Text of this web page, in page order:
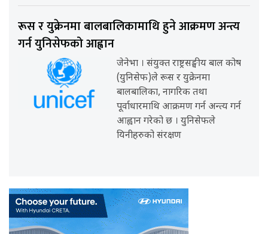
रूस र युक्रेनमा बालबालिकामाथि हुने आक्रमण अन्त्य
गर्न युनिसेफको आह्वान
जेनेभा । संयुक्त राष्ट्रसङ्घीय बाल कोष
(युनिसेफ)ले रूस र युक्रेनमा
बालबालिका, नागरिक तथा
पूर्वाधारमाथि आक्रमण गर्न अन्त्य गर्न
आह्वान गरेको छ । युनिसेफले
यिनीहरुको संरक्षण